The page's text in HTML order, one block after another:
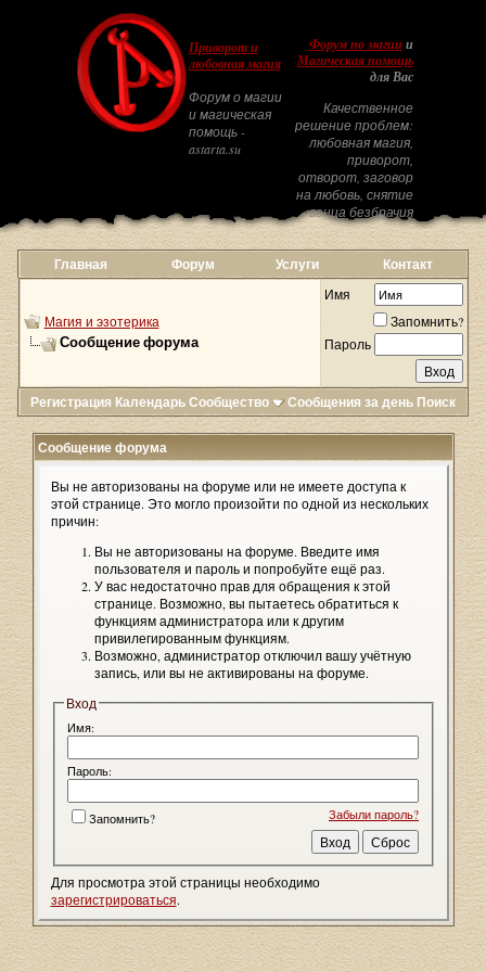
Приворот и
любовная магия
Форум о магии
и магическая
помощь -
astarta.su
Форум по магиии
Магическая помощь
для Вас
Качественное
решение проблем:
любовная магия,
приворот,
отворот, заговор
на любовь, снятие
венца безбрачия
Главная Форум Услуги Контакт
Магия и эзотерика
Сообщение форума
Имя
Запомнить?
Пароль
Регистрация КалендарьСообщество Сообщения за день Поиск
Сообщение форума
Вы не авторизованы на форуме или не имеете доступа к
этой странице. Это могло произойти по одной из нескольких
причин:
Вы не авторизованы на форуме. Введите имя
пользователя и пароль и попробуйте ещё раз.
У вас недостаточно прав для обращения к этой
странице. Возможно, вы пытаетесь обратиться к
функциям администратора или к другим
привилегированным функциям.
Возможно, администратор отключил вашу учётную
запись, или вы не активированы на форуме.
Вход
Имя:
Пароль:
Забыли пароль?
Запомнить?
Для просмотра этой страницы необходимо
зарегистрироваться.